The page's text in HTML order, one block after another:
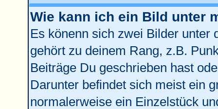
Wie kann ich ein Bild unter
Es könenn sich zwei Bilder unter
gehört zu deinem Rang, z.B.
Beiträge Du geschrieben hast
Darunter befindet sich meist ein
normalerweise ein Einzelstück